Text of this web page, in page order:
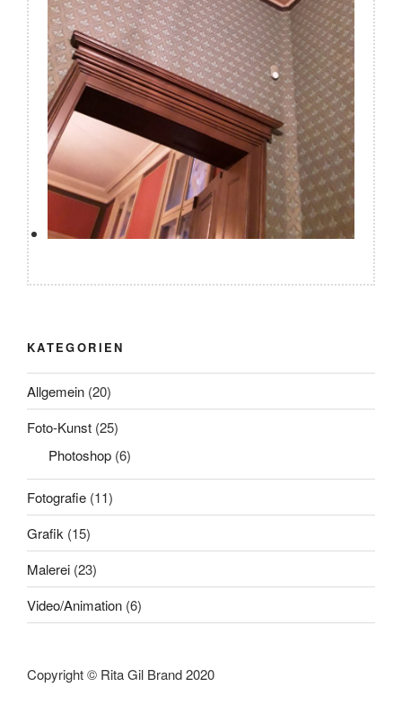
KATEGORIEN
Allgemein (20)
Foto-Kunst (25)
Photoshop (6)
Fotografie (11)
Grafik (15)
Malerei (23)
Video/Animation (6)
Copyright © Rita Gil Brand 2020